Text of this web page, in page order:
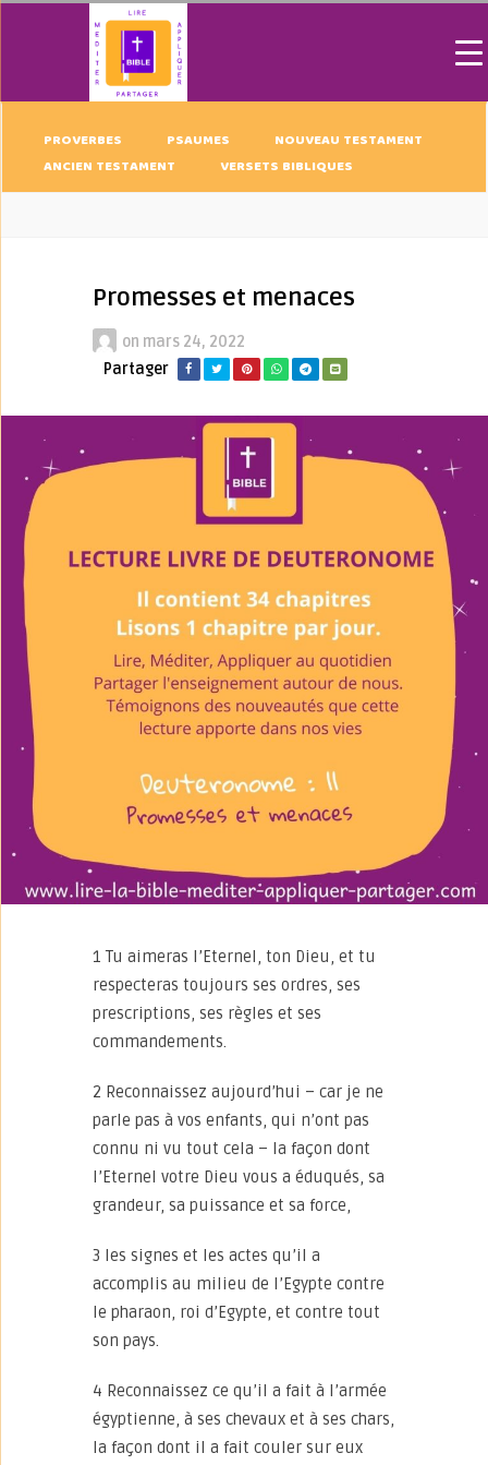
PROVERBES PSAUMES
NOUVEAU TESTAMENT
ANCIEN TESTAMENT
VERSETS BIBLIQUES
Promesses et menaces
on mars 24, 2022
Partager
1 Tu aimeras l’Eternel, ton Dieu, et tu
respecteras toujours ses ordres, ses
prescriptions, ses règles et ses
commandements.
2 Reconnaissez aujourd’hui – car je ne
parle pas à vos enfants, qui n’ont pas
connu ni vu tout cela – la façon dont
l’Eternel votre Dieu vous a éduqués, sa
grandeur, sa puissance et sa force,
3 les signes et les actes qu’il a
accomplis au milieu de l’Egypte contre
le pharaon, roi d’Egypte, et contre tout
son pays.
4 Reconnaissez ce qu’il a fait à l’armée
égyptienne, à ses chevaux et à ses chars,
la façon dont il a fait couler sur eux